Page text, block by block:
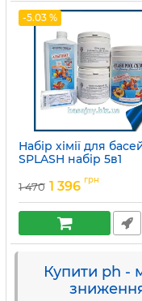
-5.03 %
Набір хімії для
SPLASH набір 5в1
1 470 1 396 грн
Купити ph -